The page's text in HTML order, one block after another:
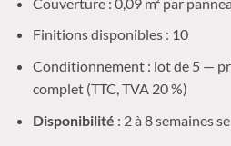
Finitions disponibles : 10
Conditionnement : lot de 5 —
complet (TTC, TVA 20 %)
Disponibilité : 2 à 8 semaines